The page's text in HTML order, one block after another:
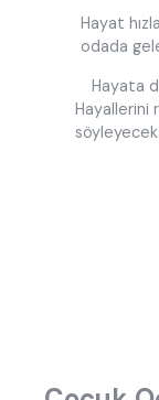
Hayat
odada
Hayata
Hayallerini